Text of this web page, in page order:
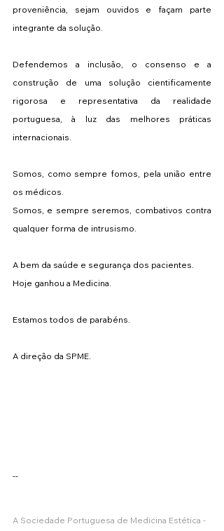
proveniência, sejam ouvidos e façam parte
integrante da solução.
Defendemos a inclusão, o consenso e a
construção de uma solução cientificamente
rigorosa e representativa da realidade
portuguesa, à luz das melhores práticas
internacionais.
Somos, como sempre fomos, pela união entre
os médicos.
Somos, e sempre seremos, combativos contra
qualquer forma de intrusismo.
A bem da saúde e segurança dos pacientes.
Hoje ganhou a Medicina.
Estamos todos de parabéns.
A direção da SPME.
--
A Sociedade Portuguesa de Medicina Estética -